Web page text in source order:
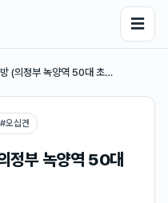
☰
(의정부 녹양역 50대 초…
오십견
정부 녹양역 50대